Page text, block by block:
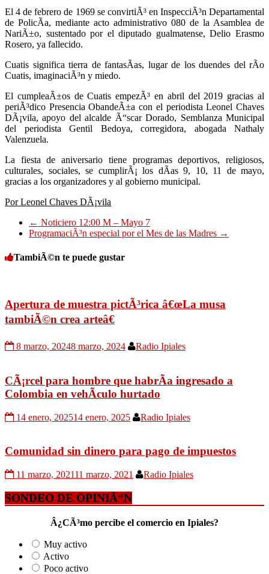
El 4 de febrero de 1969 se convirtiÃ³ en InspecciÃ³n Departamental
de PolicÃ­a, mediante acto administrativo 080 de la Asamblea de
NariÃ±o, sustentado por el diputado gualmatense, Delio Erasmo
Rosero, ya fallecido.
Cuatis significa tierra de fantasÃ­as, lugar de los duendes del rÃ­o
Cuatis, imaginaciÃ³n y miedo.
El cumpleaÃ±os de Cuatis empezÃ³ en abril del 2019 gracias al
periÃ³dico Presencia ObandeÃ±a con el periodista Leonel Chaves
DÃ¡vila, apoyo del alcalde Ã“scar Dorado, Semblanza Municipal
del periodista Gentil Bedoya, corregidora, abogada Nathaly
Valenzuela.
La fiesta de aniversario tiene programas deportivos, religiosos,
culturales, sociales, se cumplirÃ¡ los dÃ­as 9, 10, 11 de mayo,
gracias a los organizadores y al gobierno municipal.
Por Leonel Chaves DÃ¡vila
← Noticiero 12:00 M – Mayo 7
ProgramaciÃ³n especial por el Mes de las Madres →
TambiÃ©n te puede gustar
Apertura de muestra pictÃ³rica â€œLa musa
tambiÃ©n crea arteâ€
8 marzo, 20248 marzo, 2024 Radio Ipiales
CÃ¡rcel para hombre que habrÃ­a ingresado a
Colombia en vehÃ­culo hurtado
14 enero, 202514 enero, 2025 Radio Ipiales
Comunidad sin dinero para pago de impuestos
11 marzo, 202111 marzo, 2021 Radio Ipiales
SONDEO DE OPINIÃ“N
Â¿CÃ³mo percibe el comercio en Ipiales?
Muy activo
Activo
Poco activo